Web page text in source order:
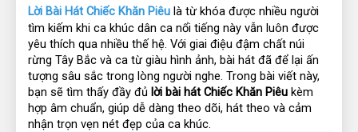
Lời Bài Hát Chiếc Khăn Piêu là từ khóa được nhiều người
tìm kiếm khi ca khúc dân ca nổi tiếng này vẫn luôn được
yêu thích qua nhiều thế hệ. Với giai điệu đậm chất núi
rừng Tây Bắc và ca từ giàu hình ảnh, bài hát đã để lại ấn
tượng sâu sắc trong lòng người nghe. Trong bài viết này,
bạn sẽ tìm thấy đầy đủ lời bài hát Chiếc Khăn Piêu kèm
hợp âm chuẩn, giúp dễ dàng theo dõi, hát theo và cảm
nhận trọn vẹn nét đẹp của ca khúc.